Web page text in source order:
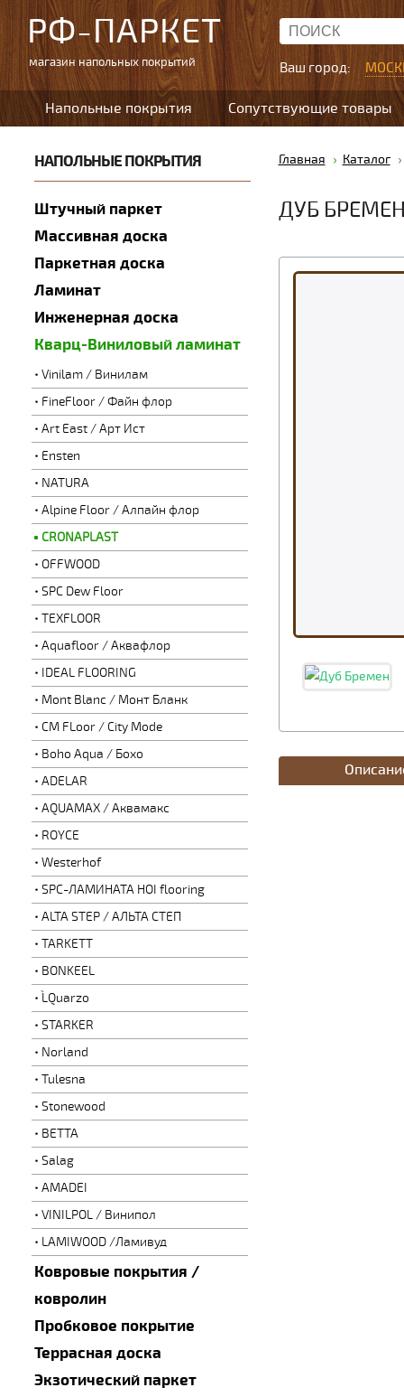
РФ-ПАРКЕТ
магазин напольных покрытий Ваш город:
Напольные покрытия Сопутствующие товары
НАПОЛЬНЫЕ ПОКРЫТИЯ
Штучный паркет
Массивная доска
Паркетная доска
Ламинат
Инженерная доска
Кварц-Виниловый ламинат
Vinilam / Винилам
FineFloor / Файн флор
Art East / Арт Ист
Ensten
NATURA
Alpine Floor / Алпайн флор
CRONAPLAST
OFFWOOD
SPC Dew Floor
TEXFLOOR
Aquafloor / Аквафлор
IDEAL FLOORING
Mont Blanc / Монт Бланк
CM FLoor / City Mode
Boho Aqua / Бохо
ADELAR
AQUAMAX / Аквамакс
ROYCE
Westerhof
SPC-ЛАМИНАТА HOI flooring
ALTA STEP / АЛЬТА СТЕП
TARKETT
BONKEEL
L`Quarzo
STARKER
Norland
Tulesna
Stonewood
BETTA
Salag
AMADEI
VINILPOL / Винипол
LAMIWOOD /Ламивуд
Ковровые покрытия /
ковролин
Пробковое покрытие
Террасная доска
Экзотический паркет
Главная Каталог
ДУБ